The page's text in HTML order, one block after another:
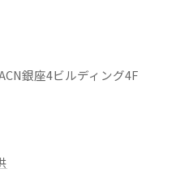
銀座4ビルディング4F